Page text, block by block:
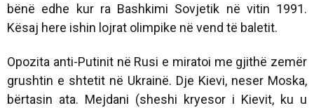
bënë edhe kur ra Bashkimi Sovjetik në vitin 1991.
Kësaj here ishin lojrat olimpike në vend të baletit.
Opozita anti-Putinit në Rusi e miratoi me gjithë zemër
grushtin e shtetit në Ukrainë. Dje Kievi, neser Moska,
bërtasin ata. Mejdani (sheshi kryesor i Kievit, ku u